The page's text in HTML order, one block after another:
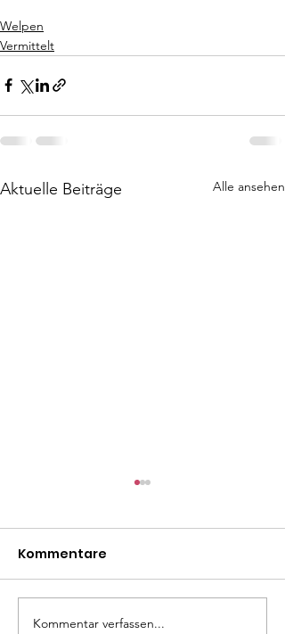
Welpen
Vermittelt
Aktuelle Beiträge Alle ansehen
Kommentare
Kommentar verfassen...